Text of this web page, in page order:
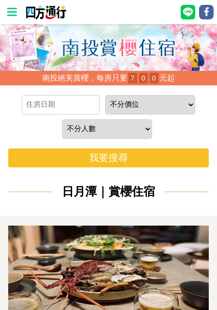
四
方
通
跟
飯
店
訂
房
HOT
南投絕美賞櫻，每房只要 7 0 0 元起
我要搜尋
日月潭｜賞櫻住宿